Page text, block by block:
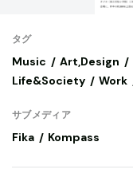
タグ
Music Art,Design
Life&Society
Work
サブメディア
Fika Kompass